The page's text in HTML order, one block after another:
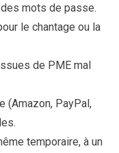
mots de passe.
le chantage ou la
de PME mal
(Amazon, PayPal,
temporaire, à un